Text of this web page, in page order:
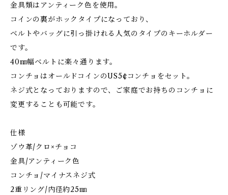
金具類はアンティーク色を使用。
コインの裏がホックタイプになっており、
ベルトやバッグに引っ掛けれる人気のタイプのキーホルダー
です。
40㎜幅ベルトに楽々通ります。
コンチョはオールドコインのUS5¢コンチョをセット。
ネジ式となっておりますので、ご家庭でお持ちのコンチョに
変更することも可能です。
仕様
ゾウ革/クロ×チョコ
金具/アンティーク色
コンチョ/マイナスネジ式
2重リング/内径約25㎜